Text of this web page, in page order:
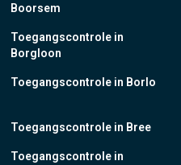
Boorsem
Toegangscontrole in
Borgloon
Toegangscontrole in Borlo
Toegangscontrole in Bree
Toegangscontrole in